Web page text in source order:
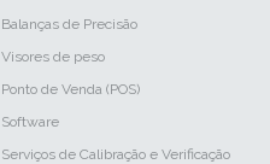
Balanças de Precisão
Visores de peso
Ponto de Venda (POS)
Software
Serviços de Calibração e Verificação